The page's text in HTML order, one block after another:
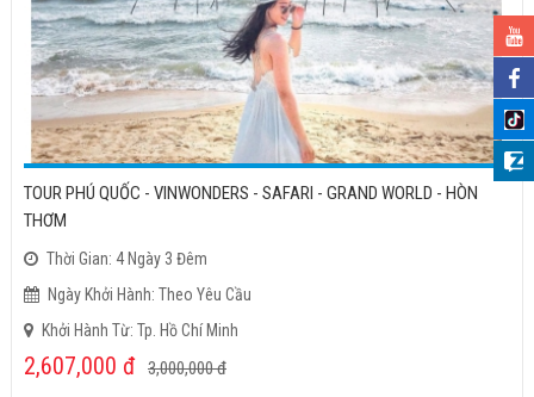
TOUR PHÚ QUỐC - VINWONDERS - SAFARI - GRAND WORLD - HÒN
THƠM
Thời Gian: 4 Ngày 3 Đêm
Ngày Khởi Hành: Theo Yêu Cầu
Khởi Hành Từ: Tp. Hồ Chí Minh
2,607,000 đ 3,000,000đ